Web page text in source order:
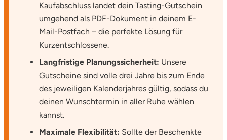
Kaufabschluss landet dein Tasting-Gutschein
umgehend als PDF-Dokument in deinem E-
Mail-Postfach – die perfekte Lösung für
Kurzentschlossene.
Langfristige Planungssicherheit: Unsere
Gutscheine sind volle drei Jahre bis zum Ende
des jeweiligen Kalenderjahres gültig, sodass du
deinen Wunschtermin in aller Ruhe wählen
kannst.
Maximale Flexibilität: Sollte der Beschenkte
Schongau
Schwabach
Segeberg
Seligenstadt